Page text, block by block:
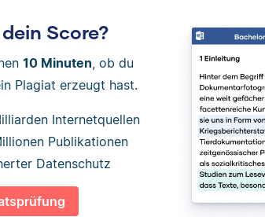
Score?
10 Minuten, ob du
Plagiat erzeugt hast.
Internetquellen
Publikationen
Datenschutz